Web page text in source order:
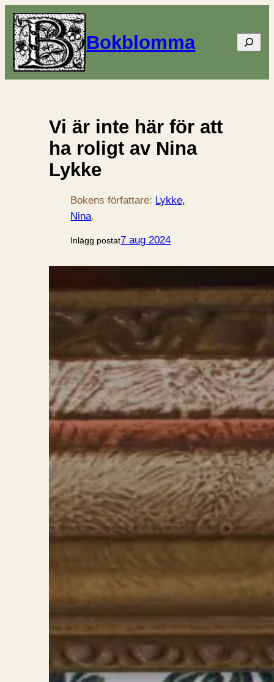
Bokblomma Sök
Vi är inte här för att
ha roligt av Nina
Lykke
Bokens författare: Lykke,
Nina.
Inlägg postat7 aug 2024